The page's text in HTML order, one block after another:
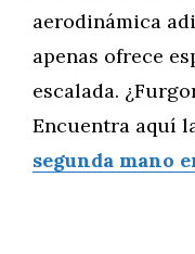
aerodinámica
apenas ofrece
escalada.
Encuentra aquí
segunda mano